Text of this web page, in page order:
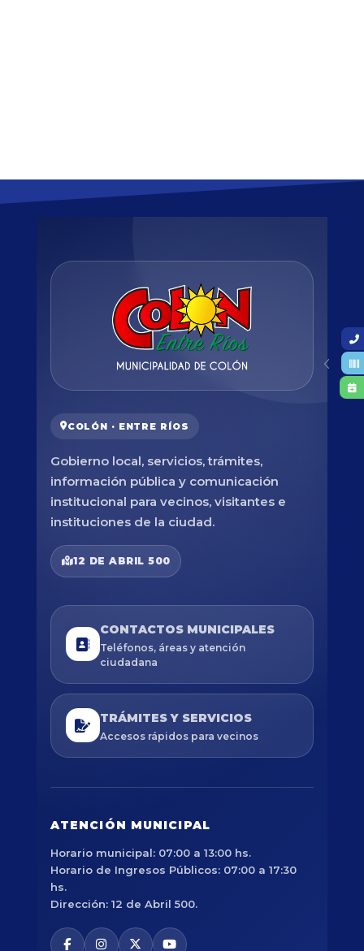
COLÓN · ENTRE RÍOS
Gobierno local, servicios, trámites,
información pública y comunicación
institucional para vecinos, visitantes e
instituciones de la ciudad.
12 DE ABRIL 500
CONTACTOS MUNICIPALES
Teléfonos, áreas y atención
ciudadana
TRÁMITES Y SERVICIOS
Accesos rápidos para vecinos
ATENCIÓN MUNICIPAL
Horario municipal: 07:00 a 13:00 hs.
Horario de Ingresos Públicos: 07:00 a 17:30
hs.
Dirección: 12 de Abril 500.